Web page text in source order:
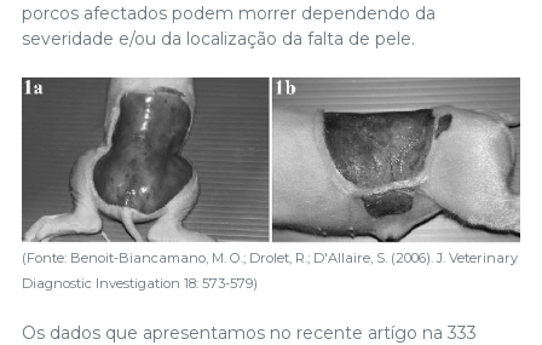
porcos afectados podem morrer dependendo da
severidade e/ou da localização da falta de pele.
(Fonte: Benoit-Biancamano, M. O.; Drolet, R.; D'Allaire, S. (2006). J. Veterinary
Diagnostic Investigation 18: 573-579)
Os dados que apresentamos no recente artígo na 333